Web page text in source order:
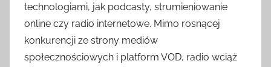
technologiami, jak podcasty, strumieniowanie
online czy radio internetowe. Mimo rosnącej
konkurencji ze strony mediów
społecznościowych i platform VOD, radio wciąż